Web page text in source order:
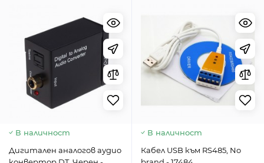
В наличност
Дигитален аналогов аудио
В наличност
Кабел USB към RS485, No